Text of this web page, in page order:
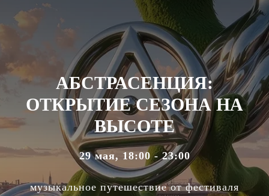
АБСТРАСЕНЦИЯ:
ОТКРЫТИЕ СЕЗОНА НА
ВЫСОТЕ
29 мая, 18:00 - 23:00
музыкальное путешествие от фестиваля